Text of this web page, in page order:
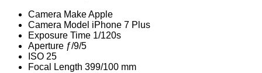
Camera MakeApple
Camera Model iPhone 7 Plus
Exposure Time 1/120s
Aperture ƒ/9/5
ISO 25
Focal Length 399/100 mm